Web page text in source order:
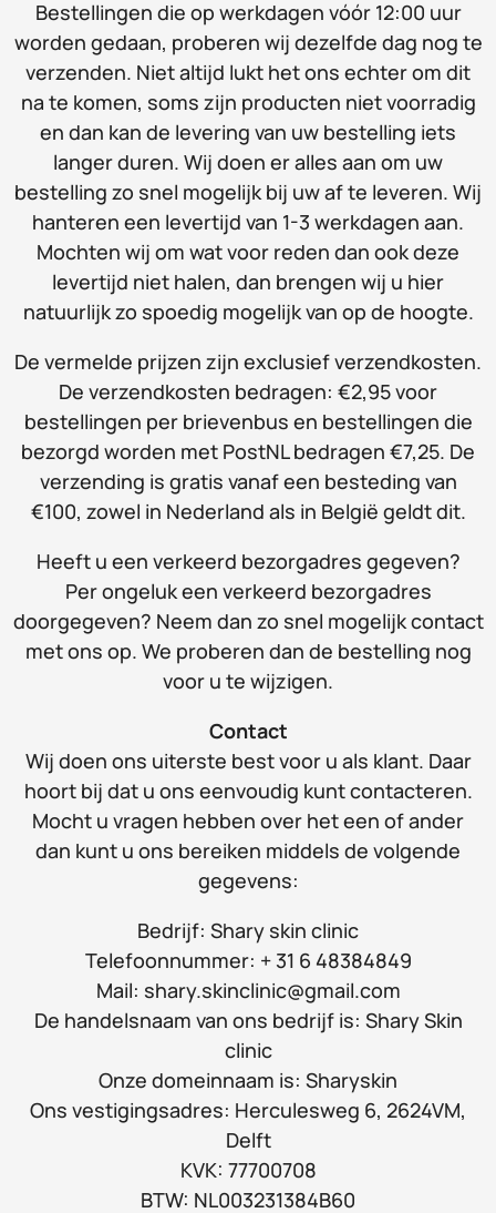
Bestellingen die op werkdagen vóór 12:00 uur
worden gedaan, proberen wij dezelfde dag nog te
verzenden. Niet altijd lukt het ons echter om dit
na te komen, soms zijn producten niet voorradig
en dan kan de levering van uw bestelling iets
langer duren. Wij doen er alles aan om uw
bestelling zo snel mogelijk bij uw af te leveren. Wij
hanteren een levertijd van 1-3 werkdagen aan.
Mochten wij om wat voor reden dan ook deze
levertijd niet halen, dan brengen wij u hier
natuurlijk zo spoedig mogelijk van op de hoogte.
De vermelde prijzen zijn exclusief verzendkosten.
De verzendkosten bedragen: €2,95 voor
bestellingen per brievenbus en bestellingen die
bezorgd worden met PostNL bedragen €7,25. De
verzending is gratis vanaf een besteding van
€100, zowel in Nederland als in België geldt dit.
Heeft u een verkeerd bezorgadres gegeven?
Per ongeluk een verkeerd bezorgadres
doorgegeven? Neem dan zo snel mogelijk contact
met ons op. We proberen dan de bestelling nog
voor u te wijzigen.
Contact
Wij doen ons uiterste best voor u als klant. Daar
hoort bij dat u ons eenvoudig kunt contacteren.
Mocht u vragen hebben over het een of ander
dan kunt u ons bereiken middels de volgende
gegevens:
Bedrijf: Shary skin clinic
Telefoonnummer: + 31 6 48384849
Mail: shary.skinclinic@gmail.com
De handelsnaam van ons bedrijf is: Shary Skin
clinic
Onze domeinnaam is: Sharyskin
Ons vestigingsadres: Herculesweg 6, 2624VM,
Delft
KVK: 77700708
BTW: NL003231384B60